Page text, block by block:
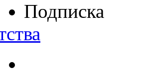
Подписка